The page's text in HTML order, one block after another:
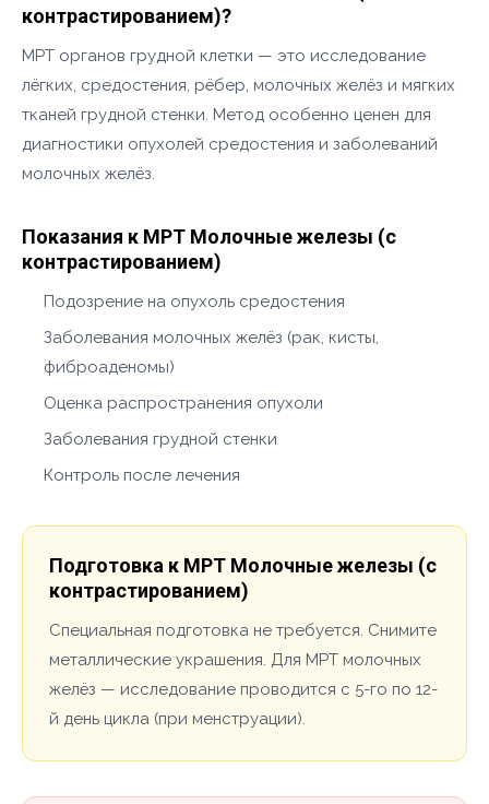
контрастированием)?
МРТ органов грудной клетки — это исследование
лёгких, средостения, рёбер, молочных желёз и мягких
тканей грудной стенки. Метод особенно ценен для
диагностики опухолей средостения и заболеваний
молочных желёз.
Показания к МРТ Молочные железы (с
контрастированием)
Подозрение на опухоль средостения
Заболевания молочных желёз (рак, кисты,
фиброаденомы)
Оценка распространения опухоли
Заболевания грудной стенки
Контроль после лечения
Подготовка к МРТ Молочные железы (с
контрастированием)
Специальная подготовка не требуется. Снимите
металлические украшения. Для МРТ молочных
желёз — исследование проводится с 5-го по 12-
й день цикла (при менструации).